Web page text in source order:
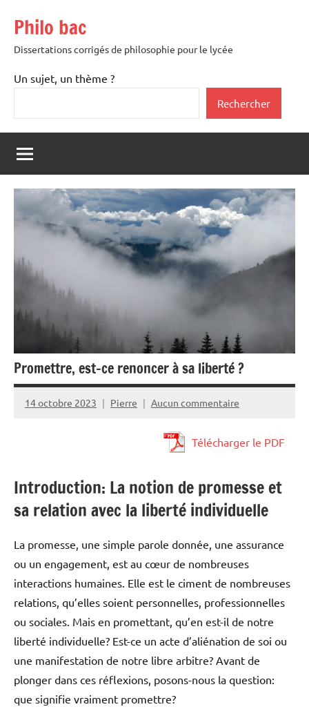
contenu
Philo bac
Dissertations corrigés de philosophie pour le lycée
Un sujet, un thème ?
Rechercher
Promettre, est-ce renoncer à sa liberté ?
14 octobre 2023 Pierre Aucun commentaire
Télécharger le PDF
Introduction: La notion de promesse et
sa relation avec la liberté individuelle
La promesse, une simple parole donnée, une assurance
ou un engagement, est au cœur de nombreuses
interactions humaines. Elle est le ciment de nombreuses
relations, qu’elles soient personnelles, professionnelles
ou sociales. Mais en promettant, qu’en est-il de notre
liberté individuelle? Est-ce un acte d’aliénation de soi ou
une manifestation de notre libre arbitre? Avant de
plonger dans ces réflexions, posons-nous la question:
que signifie vraiment promettre?